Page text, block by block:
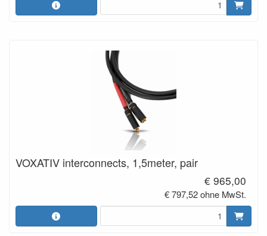
VOXATIV interconnects, 1,5meter, pair
€ 965,00
€ 797,52 ohne MwSt.